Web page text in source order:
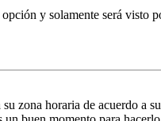
y solamente será visto
zona horaria de acuerdo a